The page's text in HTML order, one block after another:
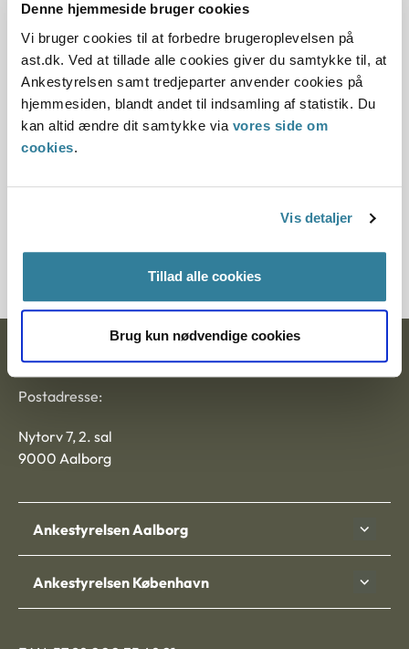
Denne hjemmeside bruger cookies
Vi bruger cookies til at forbedre brugeroplevelsen på
ast.dk. Ved at tillade alle cookies giver du samtykke til, at
Ankestyrelsen samt tredjeparter anvender cookies på
hjemmesiden, blandt andet til indsamling af statistik. Du
kan altid ændre dit samtykke via vores side om
cookies.
Vis detaljer
Tillad alle cookies
Brug kun nødvendige cookies
21.12.2015
Offentliggørelsesdato
22.12.2015
Paragraf
2015-2123-49278
Ankestyrelsen
Postadresse:
Nytorv 7, 2. sal
9000 Aalborg
Ankestyrelsen Aalborg
Ankestyrelsen København